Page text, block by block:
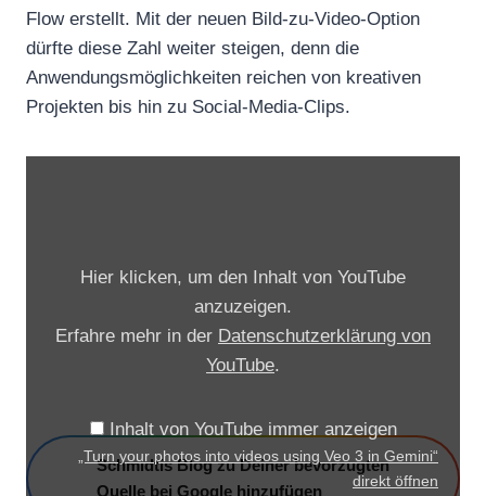
Flow erstellt. Mit der neuen Bild-zu-Video-Option
dürfte diese Zahl weiter steigen, denn die
Anwendungsmöglichkeiten reichen von kreativen
Projekten bis hin zu Social-Media-Clips.
p
h
Hier klicken, um den Inhalt von YouTube
anzuzeigen.
Erfahre mehr in der Datenschutzerklärung von
YouTube.
Inhalt von YouTube immer anzeigen
„Turn your photos into videos using Veo 3 in Gemini“
direkt öffnen
Schmidtis Blog zu Deiner bevorzugten
Quelle bei Google hinzufügen